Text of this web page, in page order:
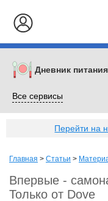
Дневник питания
Все сервисы
Перейти на
Главная > Статьи >
Впервые -
Только от Dove